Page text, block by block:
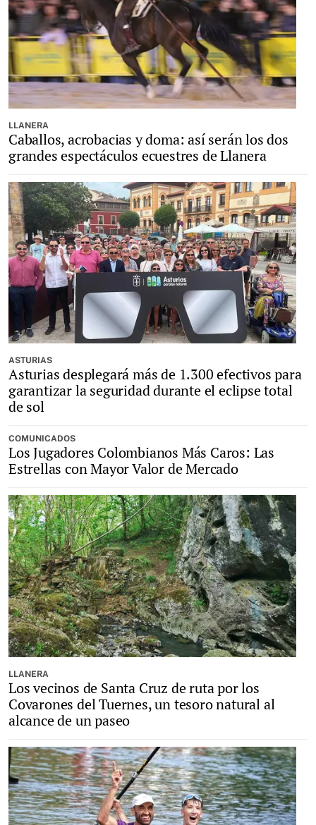
LLANERA
Caballos, acrobacias y doma: así serán los dos
grandes espectáculos ecuestres de Llanera
ASTURIAS
Asturias desplegará más de 1.300 efectivos para
garantizar la seguridad durante el eclipse total
de sol
COMUNICADOS
Los Jugadores Colombianos Más Caros: Las
Estrellas con Mayor Valor de Mercado
LLANERA
Los vecinos de Santa Cruz de ruta por los
Covarones del Tuernes, un tesoro natural al
alcance de un paseo